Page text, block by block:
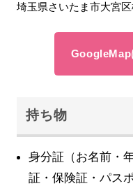
埼玉県さいたま市大宮
GoogleMap
持ち物
身分証（お名前・
証・保険証・パス